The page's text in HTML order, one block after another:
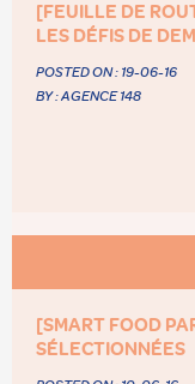
[FEUILLE DE
LES DÉFIS DE
POSTED ON : 19-06-16
BY : AGENCE 148
[SMART FOOD
SÉLECTIONNÉES